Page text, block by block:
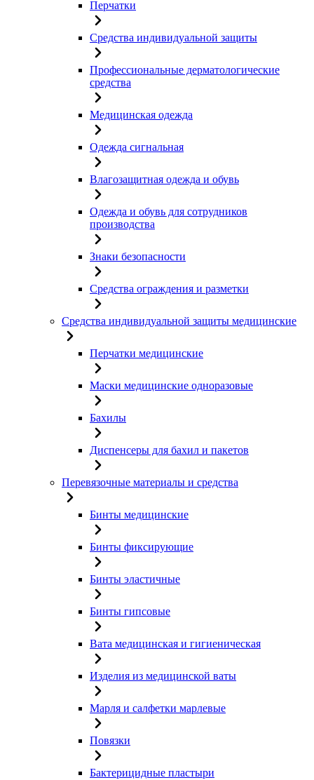
Перчатки
Средства индивидуальной защиты
Профессиональные дерматологические
средства
Медицинская одежда
Одежда сигнальная
Влагозащитная одежда и обувь
Одежда и обувь для сотрудников
производства
Знаки безопасности
Средства ограждения и разметки
Средства индивидуальной защиты медицинские
Перчатки медицинские
Маски медицинские одноразовые
Бахилы
Диспенсеры для бахил и пакетов
Перевязочные материалы и средства
Бинты медицинские
Бинты фиксирующие
Бинты эластичные
Бинты гипсовые
Вата медицинская и гигиеническая
Изделия из медицинской ваты
Марля и салфетки марлевые
Повязки
Бактерицидные пластыри